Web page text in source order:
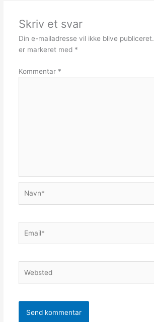
Skriv et svar
Din e-mailadresse vil ikke blive publiceret.
er markeret med *
Kommentar *